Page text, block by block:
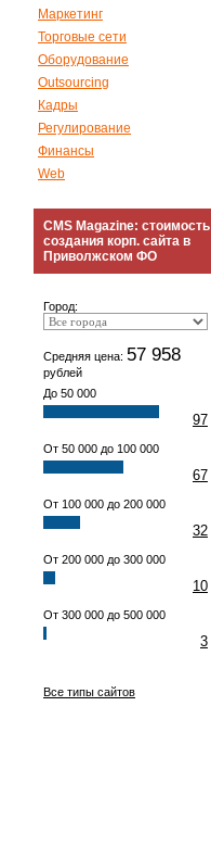
Маркетинг
Торговые сети
Оборудование
Outsourcing
Кадры
Регулирование
Финансы
Web
CMS Magazine: стоимость
создания корп. сайта в
Приволжском ФО
Город:
Средняя цена: 57 958
рублей
До 50 000
97
От 50 000 до 100 000
67
От 100 000 до 200 000
32
От 200 000 до 300 000
10
От 300 000 до 500 000
3
Все типы сайтов